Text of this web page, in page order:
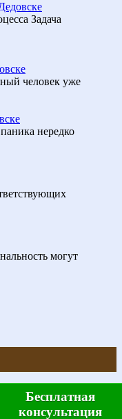
Задача
человек уже
нередко
могут
"Рука помощи"
Бесплатная
консультация